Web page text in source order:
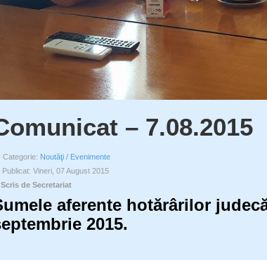
– 7.08.2015
Categorie: Noutăţi / Evenimente
Publicat: Vineri, 07 August 2015
de Secretariat
aferente hotărârilor
2015.